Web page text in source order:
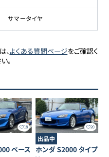
サマータイヤ
、よくある質問ページをご確認く
。
18
ベース
20
出品中
ホンダS2000 タイプ